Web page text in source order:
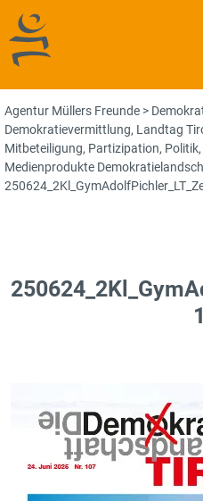
Agentur Müllers
Agentur Müllers Freunde >
Demokratievermittlung, Landtag
Mitbeteiligung, Partizipation, Politik,
Medienprodukte
1